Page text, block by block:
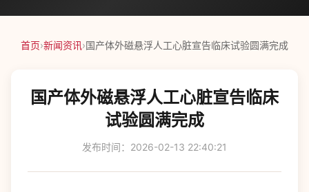
首页›新闻资讯›国产体外磁悬浮人工心脏宣告临床试验圆满完成
国产体外磁悬浮人工心脏宣告临床
试验圆满完成
发布时间：2026-02-13 22:40:21